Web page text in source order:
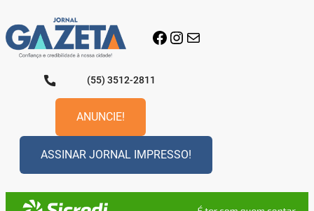
para
o
conteúdo
Facebook
Instagram
E-mail
(55) 3512-2811
ANUNCIE!
ASSINAR JORNAL IMPRESSO!